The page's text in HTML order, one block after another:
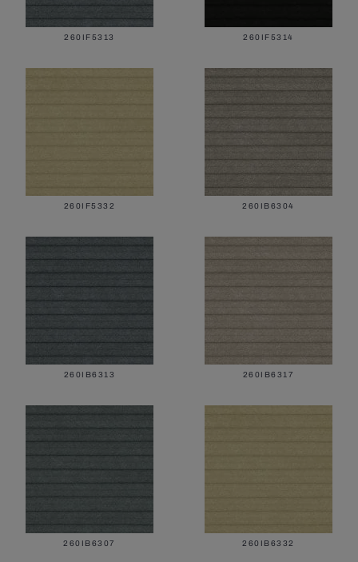
260IF5313 260IF5314
260IF5332 260IB6304
260IB6313 260IB6317
260IB6307 260IB6332